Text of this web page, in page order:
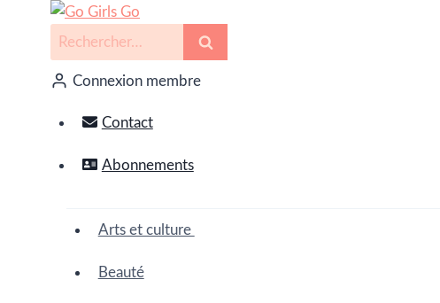
Connexion membre
Contact
Abonnements
Arts et culture
Beauté